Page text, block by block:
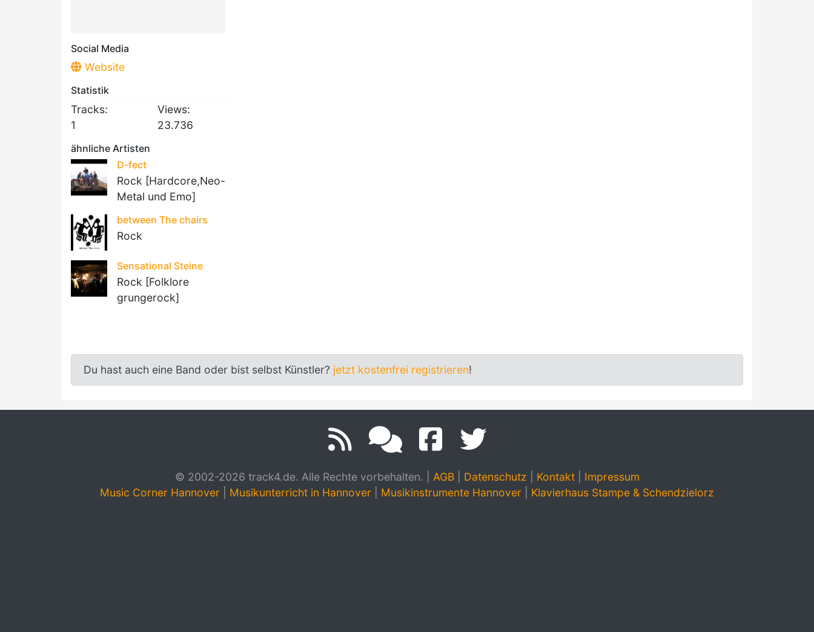
Social Media
Website
Statistik
Tracks:
1
Views:
23.736
ähnliche Artisten
D-fect
Rock [Hardcore,Neo-
Metal und Emo]
between The chairs
Rock
Sensational Steine
Rock [Folklore
grungerock]
Du hast auch eine Band oder bist selbst Künstler? jetzt kostenfrei registrieren!
© 2002-2026 track4.de. Alle Rechte vorbehalten. AGB| Datenschutz Kontakt| Impressum
Music Corner Hannover
Musikunterricht in Hannover Musikinstrumente Hannover Klavierhaus Stampe & Schendzielorz